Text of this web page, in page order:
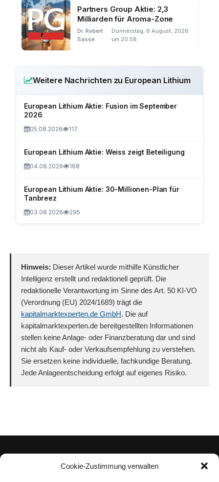
Cookie-Zustimmung verwalten
Partners Group Aktie: 2,3
Milliarden für Aroma-Zone
Dr. Robert
Sasse
Donnerstag, 6 August, 2026
um 20:58
Weitere Nachrichten zu European Lithium
European Lithium Aktie: Fusion im September
2026
05.08.2026 117
European Lithium Aktie: Weiss zeigt Beteiligung
04.08.2026 168
European Lithium Aktie: 30-Millionen-Plan für
Tanbreez
03.08.2026 295
Hinweis: Dieser Artikel wurde mithilfe Künstlicher
Intelligenz erstellt und redaktionell geprüft. Die
redaktionelle Verantwortung im Sinne des Art. 50 KI-VO
(Verordnung (EU) 2024/1689) trägt die
kapitalmarktexperten.de GmbH. Die auf
kapitalmarktexperten.de bereitgestellten Informationen
stellen keine Anlage- oder Finanzberatung dar und sind
nicht als Kauf- oder Verkaufsempfehlung zu verstehen.
Sie ersetzen keine individuelle, fachkundige Beratung.
Jede Anlageentscheidung erfolgt auf eigenes Risiko.